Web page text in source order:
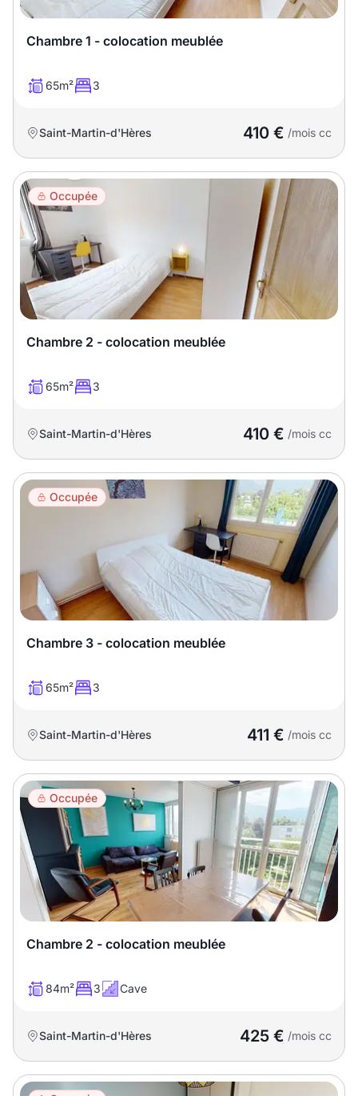
Équipements des parties
Ascenseur Gardien
Local à vélo
Disponible à partir du
Promotions
Mettre en avant les
Chambre 1 - colocation meublée
65m² 3
Saint-Martin-d'Hères 410 € /mois cc
Occupée
Chambre 2 - colocation meublée
65m² 3
Saint-Martin-d'Hères 410 € /mois cc
Occupée
Chambre 3 - colocation meublée
65m² 3
Saint-Martin-d'Hères 411 € /mois cc
Occupée
Chambre 2 - colocation meublée
84m² 3 Cave
Saint-Martin-d'Hères 425 € /mois cc